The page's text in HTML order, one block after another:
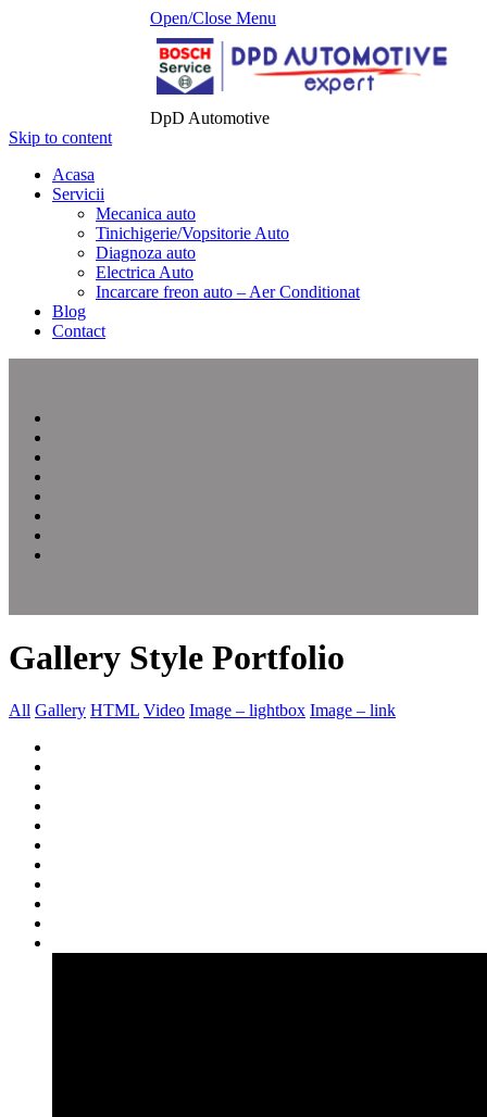
Open/Close Menu
DpD Automotive
Skip to content
Acasa
Servicii
Mecanica auto
Tinichigerie/Vopsitorie Auto
Diagnoza auto
Electrica Auto
Incarcare freon auto – Aer Conditionat
Blog
Contact
Gallery Style Portfolio
All Gallery HTML Video Image – lightbox Image – link